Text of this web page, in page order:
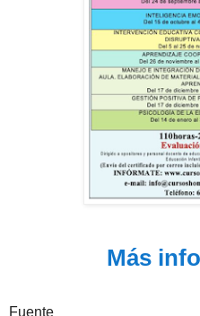
Más
Fuente